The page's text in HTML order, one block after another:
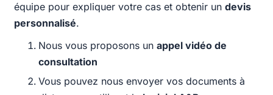
équipe pour expliquer votre cas et obtenir undevis
personnalisé.
Nous vous proposons unappel vidéo de
consultation
Vous pouvez nous envoyer vos documents à